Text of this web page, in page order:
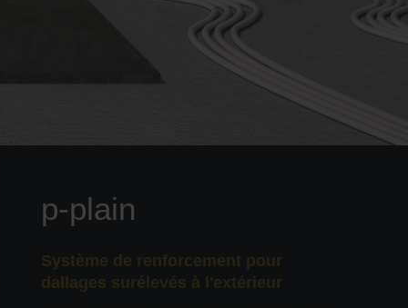
p-plain
Système de renforcement pour
dallages surélevés à l'extérieur